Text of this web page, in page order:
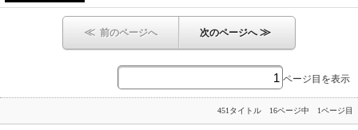
≪ 前のページへ 次のページへ≫
ページ目を表示
451タイトル 16ページ中 1ページ目